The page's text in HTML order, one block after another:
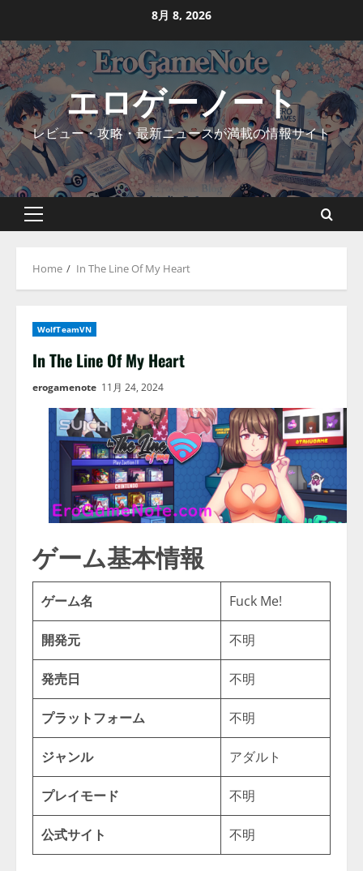
content
8月 8, 2026
エロゲーノート
レビュー・攻略・最新ニュースが満載の情報サイト
Primary
Home In The Line Of My Heart
WolfTeamVN
In The Line Of My Heart
erogamenote 11月 24, 2024
ゲーム基本情報
ゲーム名 Fuck Me!
開発元 不明
発売日 不明
プラットフォーム 不明
ジャンル アダルト
プレイモード 不明
公式サイト 不明